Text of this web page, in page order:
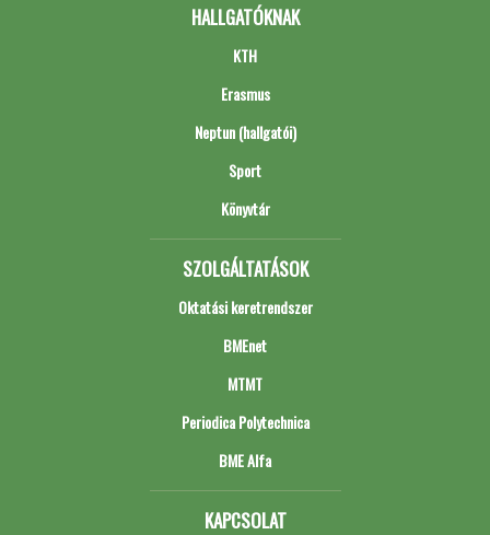
HALLGATÓKNAK
KTH
Erasmus
Neptun (hallgatói)
Sport
Könyvtár
SZOLGÁLTATÁSOK
Oktatási keretrendszer
BMEnet
MTMT
Periodica Polytechnica
BME Alfa
KAPCSOLAT